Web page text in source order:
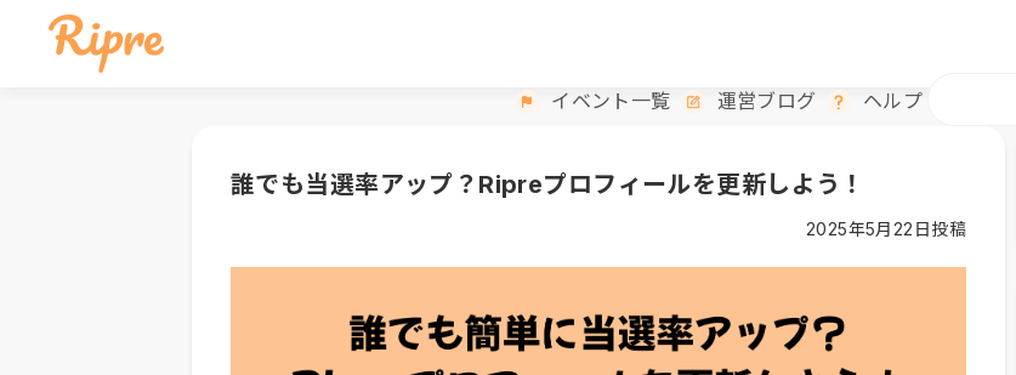
イベント一覧 運営ブログ ヘルプ
誰でも当選率アップ？Ripreプロフィールを更新しよう！
2025年5月22日投稿